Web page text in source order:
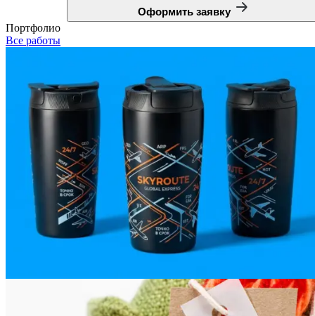
Оформить заявку
Портфолио
Все работы